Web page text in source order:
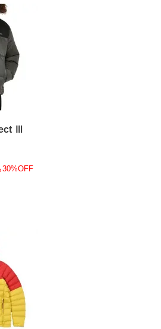
Ⅲ
30%OFF